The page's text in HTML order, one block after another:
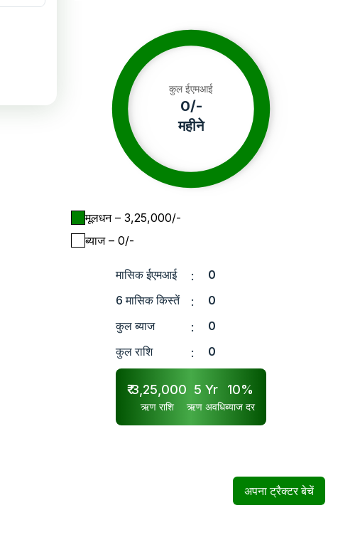
कुल ईएमआई
0/-
महीने
मूलधन– ₹ 3,25,000/-
ब्याज– ₹ 0/-
मासिक ईएमआई :
0
6 मासिक किस्तें
:
0
कुल ब्याज
:
0
कुल राशि
: 0
₹3,25,000
ऋण राशि
5 Yr
ऋण अवधि
10%
ब्याज दर
अपना ट्रैक्टर बेचें